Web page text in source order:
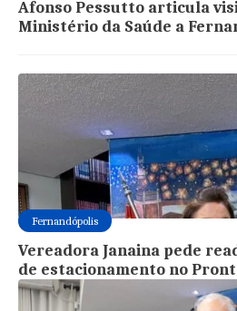
Afonso Pessutto articula
Ministério da Saúde a
Fernandópolis
Vereadora Janaina pede
de estacionamento no